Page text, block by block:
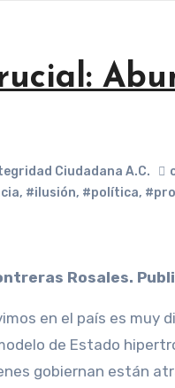
Ciudadana A.C.
, #ilusión, #política,
Rosales.
en el país es
de Estado
gobiernan están